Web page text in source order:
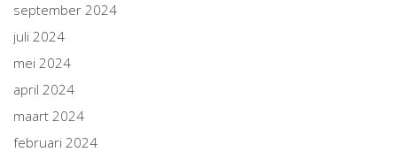
september 2024
juli 2024
mei 2024
april 2024
maart 2024
februari 2024